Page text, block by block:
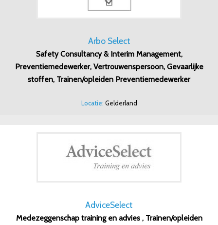
Arbo Select
Safety Consultancy & Interim Management,
Preventiemedewerker, Vertrouwenspersoon, Gevaarlijke
stoffen, Trainen/opleiden Preventiemedewerker
Locatie: Gelderland
AdviceSelect
Medezeggenschap training en advies , Trainen/opleiden